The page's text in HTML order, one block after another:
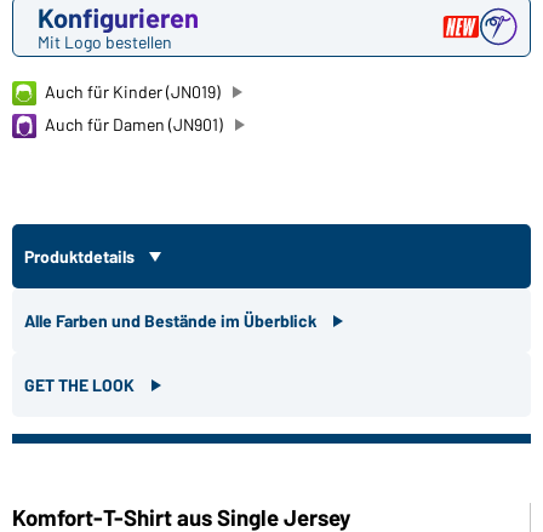
Konfigurieren
Mit Logo bestellen
Auch für Kinder (JN019)
Auch für Damen (JN901)
Produktdetails
Alle Farben und Bestände im Überblick
GET THE LOOK
Komfort-T-Shirt aus Single Jersey